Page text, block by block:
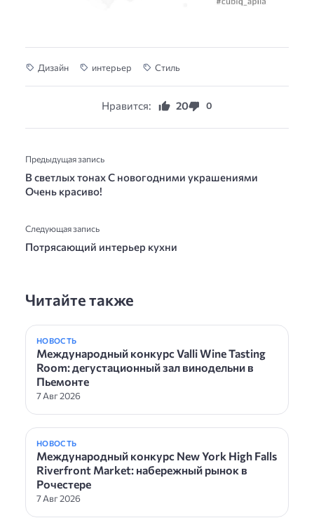
Дизайн интерьер Стиль
Нравится: 20 0
Предыдущая запись
В светлых тонах С новогодними украшениями
Очень красиво!
Следующая запись
Потрясающий интерьер кухни
Читайте также
НОВОСТЬ
Международный конкурс Valli Wine Tasting
Room: дегустационный зал винодельни в
Пьемонте
7 Авг 2026
НОВОСТЬ
Международный конкурс New York High Falls
Riverfront Market: набережный рынок в
Рочестере
7 Авг 2026